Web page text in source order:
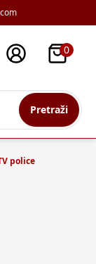
0
Pretraži
police